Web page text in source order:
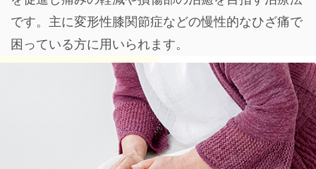
です。主に変形性膝関節症などの慢性的なひざ痛で
困っている方に用いられます。